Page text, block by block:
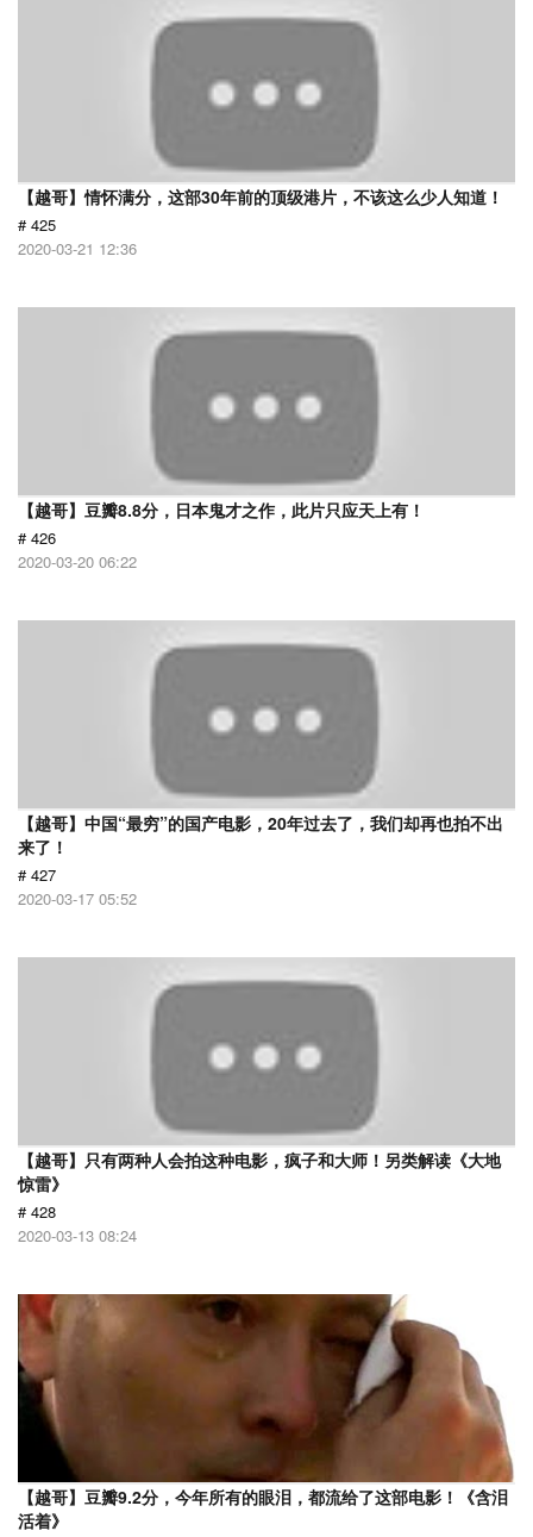
【越哥】情怀满分，这部30年前的顶级港片，不该这么少人知道！
# 425
2020-03-21 12:36
【越哥】豆瓣8.8分，日本鬼才之作，此片只应天上有！
# 426
2020-03-20 06:22
【越哥】中国“最穷”的国产电影，20年过去了，我们却再也拍不出
来了！
# 427
2020-03-17 05:52
【越哥】只有两种人会拍这种电影，疯子和大师！另类解读《大地
惊雷》
# 428
2020-03-13 08:24
【越哥】豆瓣9.2分，今年所有的眼泪，都流给了这部电影！《含泪
活着》